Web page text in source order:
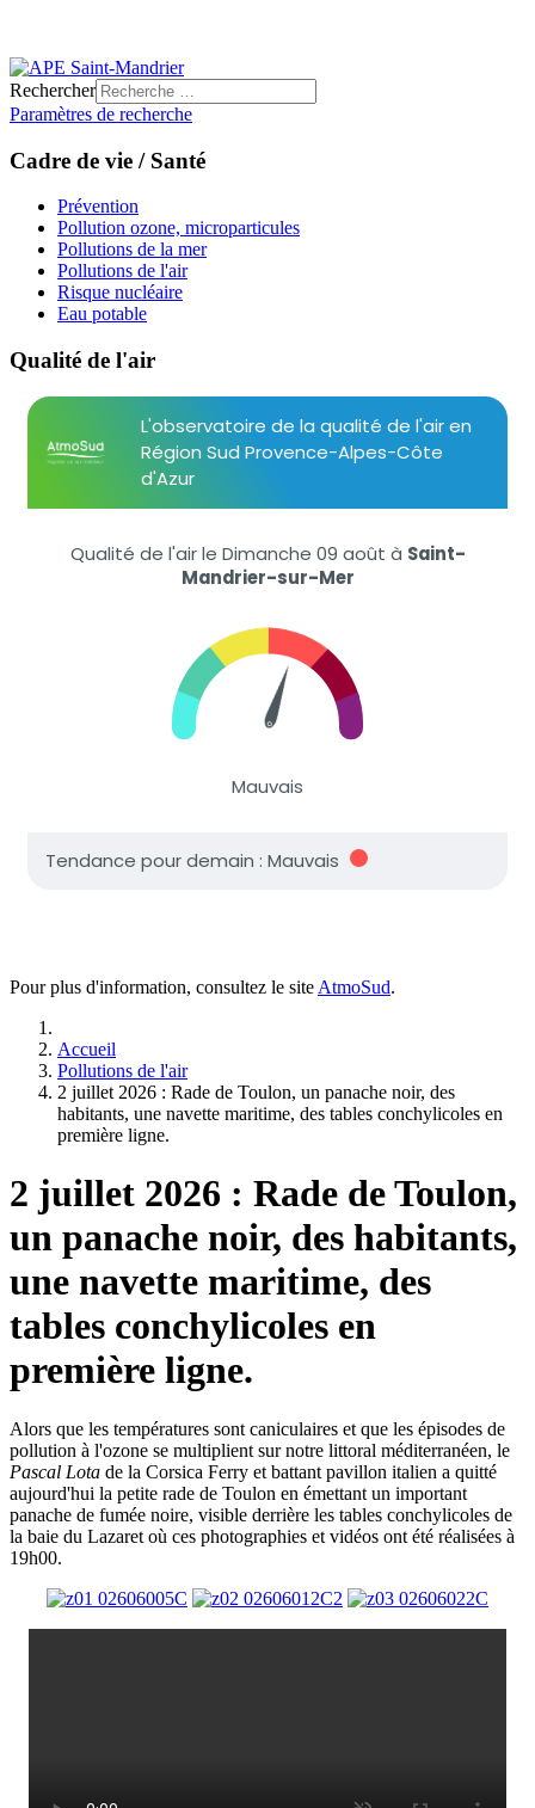
Rechercher
Paramètres de recherche
Cadre de vie / Santé
Prévention
Pollution ozone, microparticules
Pollutions de la mer
Pollutions de l'air
Risque nucléaire
Eau potable
Qualité de l'air
Pour plus d'information, consultez le site AtmoSud.
Accueil
Pollutions de l'air
2 juillet 2026 : Rade de Toulon, un panache noir, des
habitants, une navette maritime, des tables conchylicoles en
première ligne.
2 juillet 2026 : Rade de Toulon,
un panache noir, des habitants,
une navette maritime, des
tables conchylicoles en
première ligne.
Alors que les températures sont caniculaires et que les épisodes de
pollution à l'ozone se multiplient sur notre littoral méditerranéen, le
Pascal Lota de la Corsica Ferry et battant pavillon italien a quitté
aujourd'hui la petite rade de Toulon en émettant un important
panache de fumée noire, visible derrière les tables conchylicoles de
la baie du Lazaret où ces photographies et vidéos ont été réalisées à
19h00.